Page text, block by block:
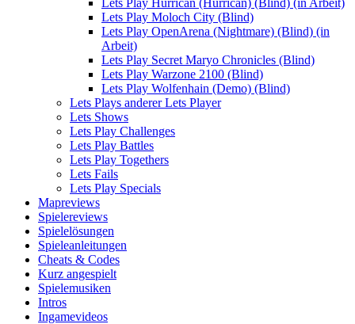
Lets Play Moloch City (Blind)
Lets Play OpenArena (Nightmare) (Blind) (in
Arbeit)
Lets Play Secret Maryo Chronicles (Blind)
Lets Play Warzone 2100 (Blind)
Lets Play Wolfenhain (Demo) (Blind)
Lets Plays anderer Lets Player
Lets Shows
Lets Play Challenges
Lets Play Battles
Lets Play Togethers
Lets Fails
Lets Play Specials
Mapreviews
Spielereviews
Spielelösungen
Spieleanleitungen
Cheats & Codes
Kurz angespielt
Spielemusiken
Intros
Ingamevideos